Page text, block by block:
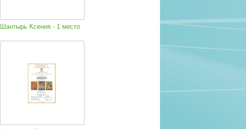
Шантырь Ксения - 1 место